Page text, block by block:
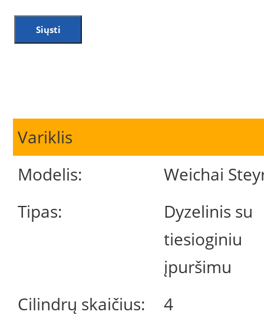
Siųsti
Variklis
Modelis:
Weichai
Tipas:
Dyzelinis su
tiesioginiu
įpuršimu
Cilindrų skaičius:
4